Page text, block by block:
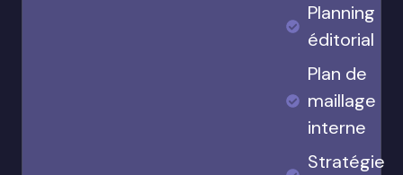
Planning
éditorial
Plan de
maillage
interne
Stratégie